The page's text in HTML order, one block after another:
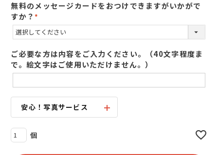
無料のメッセージカードをおつけできますがいかがで
すか？
(
必
)
ご必要な方は内容をご入力ください。（40文字程度ま
で。絵文字はご使用いただけません。）
安心！写真サービス